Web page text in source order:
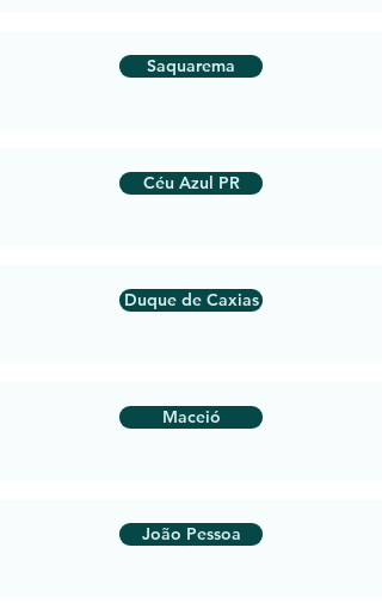
Saquarema
Céu Azul PR
Duque de Caxias
Maceió
João Pessoa